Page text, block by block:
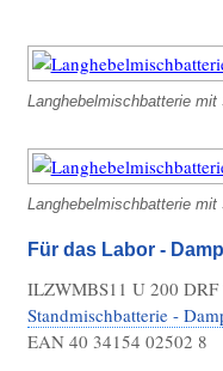
Drucklose
Hygiene
Sicherheit
Barrierefreiheit
Downloads
Betriebsanleitungen
Stammblätter
Langhebelmischbatterie
Langhebelmischbatterie
Für das Labor -
ILZWMBS11 U 200
Standmischbatterie -
EAN 40 34154 02502 8